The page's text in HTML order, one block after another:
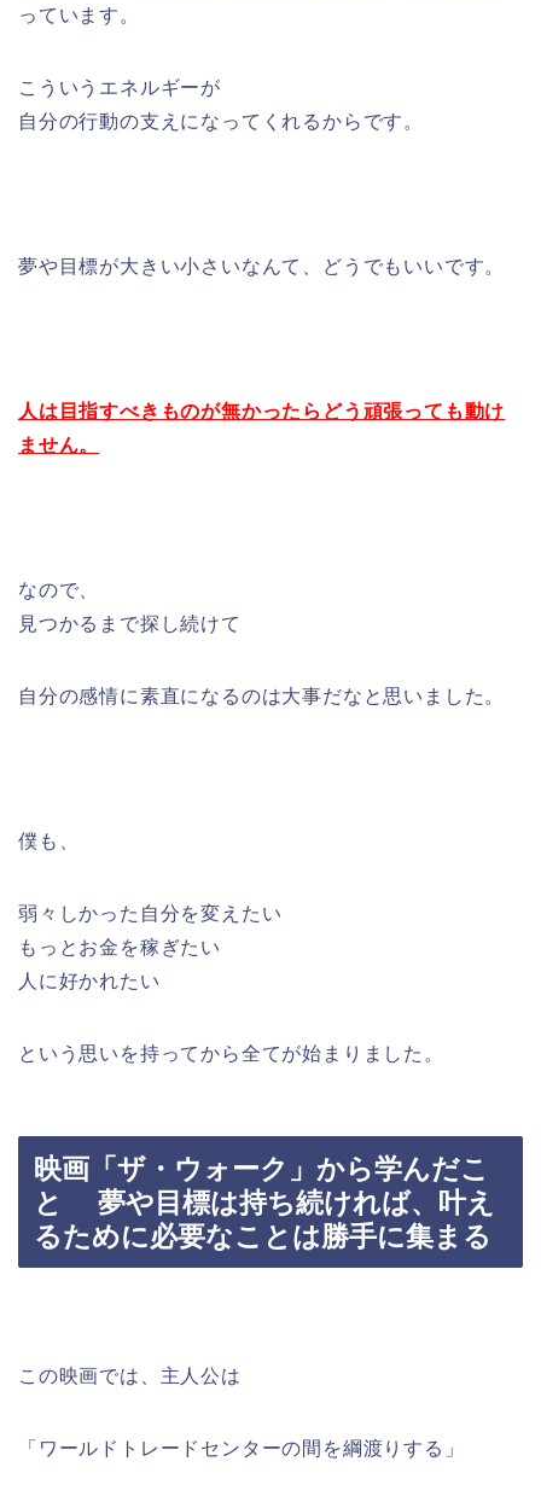
っています。
こういうエネルギーが
自分の行動の支えになってくれるからです。
夢や目標が大きい小さいなんて、どうでもいいです。
人は目指すべきものが無かったらどう頑張っても動け
ません。
なので、
見つかるまで探し続けて
自分の感情に素直になるのは大事だなと思いました。
僕も、
弱々しかった自分を変えたい
もっとお金を稼ぎたい
人に好かれたい
という思いを持ってから全てが始まりました。
映画「ザ・ウォーク」から学んだこ
と 夢や目標は持ち続ければ、叶え
るために必要なことは勝手に集まる
この映画では、主人公は
「ワールドトレードセンターの間を綱渡りする」